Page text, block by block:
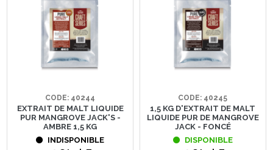
CODE: 40244
EXTRAIT DE MALT LIQUIDE
PUR MANGROVE JACK'S -
AMBRE 1,5 KG
INDISPONIBLE
CODE: 40245
1,5 KG D'EXTRAIT DE MALT
LIQUIDE PUR DE MANGROVE
JACK - FONCÉ
DISPONIBLE